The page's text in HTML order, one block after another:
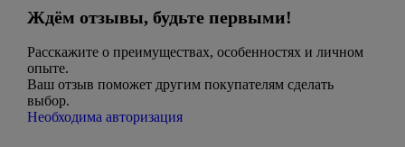
Ждём отзывы, будьте первыми!
Расскажите о преимуществах, особенностях и личном
опыте.
Ваш отзыв поможет другим покупателям сделать
выбор.
Необходима авторизация